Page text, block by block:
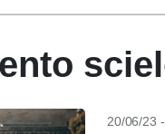
20/06/23